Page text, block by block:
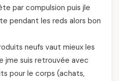
par compulsion puis jle
pendant les reds alors bon
neufs vaut mieux les
jme suis retrouvée avec
pour le corps (achats,